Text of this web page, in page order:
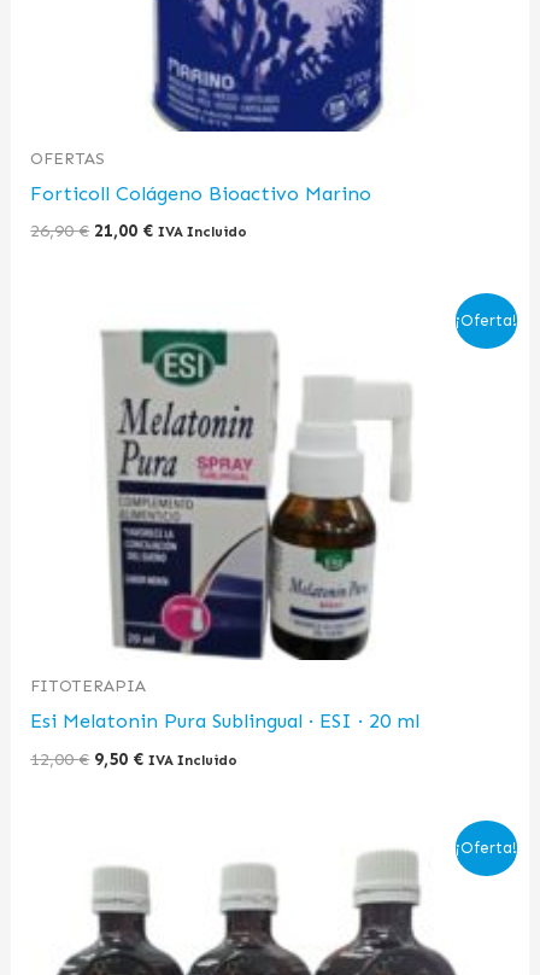
OFERTAS
Forticoll Colágeno Bioactivo Marino
26,90€ 21,00 € IVA Incluido
¡Oferta!
FITOTERAPIA
Esi Melatonin Pura Sublingual · ESI · 20 ml
12,00€
precio
original
12,00 €.
9,50 €
precio
actual
es:
9,50 €.
IVA Incluido
¡Oferta!
precio
era:
42,87 €.